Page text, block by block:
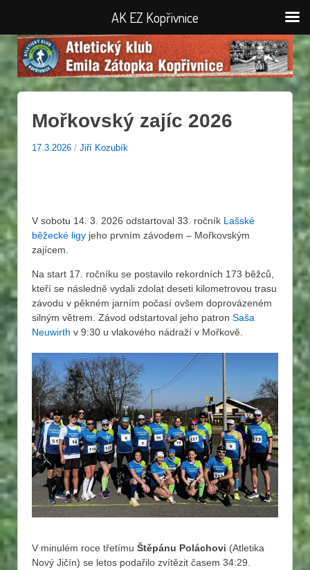
Mořkovský zajíc 2026
17.3.2026 / Jiří Kozubík
V sobotu 14. 3. 2026 odstartoval 33. ročník Lašské
běžecké ligy jeho prvním závodem – Mořkovským
zajícem.
Na start 17. ročníku se postavilo rekordních 173 běžců,
kteří se následně vydali zdolat deseti kilometrovou trasu
závodu v pěkném jarním počasí ovšem doprovázeném
silným větrem. Závod odstartoval jeho patron Saša
Neuwirth v 9:30 u vlakového nádraží v Mořkově.
V minulém roce třetímu Štěpánu Poláchovi (Atletika
Nový Jičín) se letos podařilo zvítězit časem 34:29.
AK EZ Kopřivnice